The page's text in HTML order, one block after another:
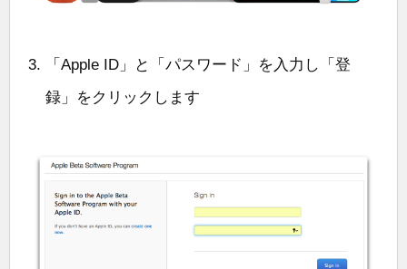
「Apple ID」と「パスワード」を入力し「登
録」をクリックします